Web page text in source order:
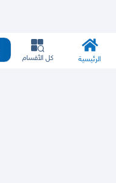
الرئيسية كل الأقسام